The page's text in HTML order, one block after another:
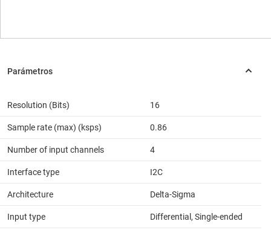
Resolution (Bits) 16
Sample rate (max) (ksps) 0.86
Number of input channels 4
Interface type I2C
Architecture Delta-Sigma
Input type Differential, Single-ended